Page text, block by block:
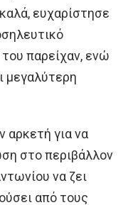
ευχαρίστησε
παρείχαν, ενώ
μεγαλύτερη
αρκετή για να
στο περιβάλλον
να ζει
από τους